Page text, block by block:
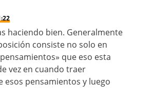
haciendo bien. Generalmente
consiste no solo en
que eso esta
vez en cuando traer
pensamientos y luego